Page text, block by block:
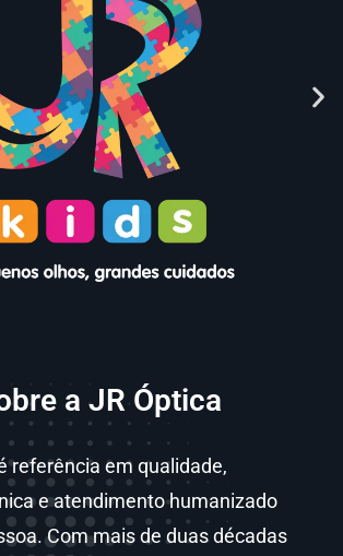
a JR Óptica
referência em qualidade,
e atendimento humanizado
Com mais de duas décadas